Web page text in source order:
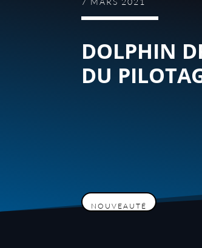
DOLPHIN
DU
NOUVEAUTÉ